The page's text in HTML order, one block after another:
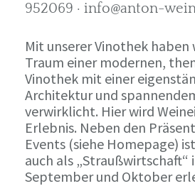
952069 · info@anton-
Mit unserer Vinothek haben
Traum einer modernen,
Vinothek mit einer
Architektur und
verwirklicht. Hier wird
Erlebnis. Neben den
Events (siehe Homepage)
auch als „Straußwirtschaft“
September und Oktober